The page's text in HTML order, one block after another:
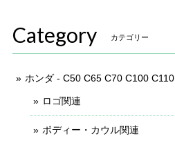
Category カテゴリー
ホンダ - C50 C65 C70 C100 C110
ロゴ関連
ボディー・カウル関連